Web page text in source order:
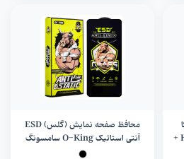
Hiska H15-AA2 AA 2400mAh +
محافظ صفحه نمایش (گلس) ESD
آنتی استاتیک O-King سامسونگ
Galaxy S20Fe / S20Life/ A52/